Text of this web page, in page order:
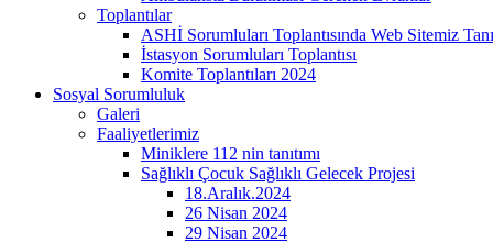
Toplantılar
ASHİ Sorumluları Toplantısında Web Sitemiz
İstasyon Sorumluları Toplantısı
Komite Toplantıları 2024
Sosyal Sorumluluk
Galeri
Faaliyetlerimiz
Miniklere 112 nin tanıtımı
Sağlıklı Çocuk Sağlıklı Gelecek Projesi
18.Aralık.2024
26 Nisan 2024
29 Nisan 2024